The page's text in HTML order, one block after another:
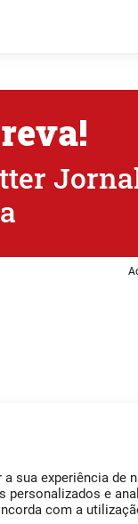
sua experiência de
personalizados e
com a
Facebook
Instagram